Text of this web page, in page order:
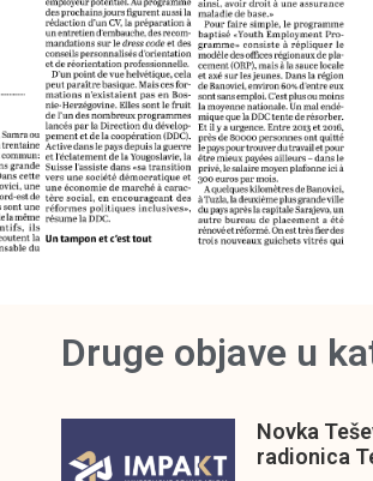
Druge objave u
Novka
radionica